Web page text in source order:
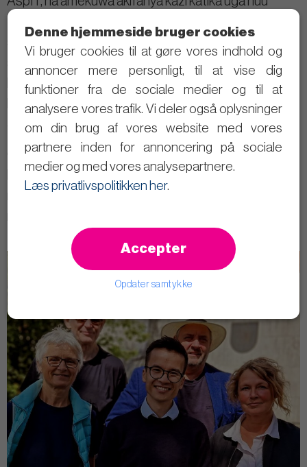
awe mtu imara lakini pia imempa ufahamu na uzoefu
ambao sasa anachangia kama mwanachama wa
Baraza la Jiji, ambapo anajitahidi kuleta tofauti chanya
kwa raia walio hatarini zaidi katika Mamlaka ya
Slagelse.
Christopher amekuwa mshiriki wa Shirika la Msalaba
Mwekundu kwa miaka kadhaa, na kwa hakika ameheri
na misingi ya kibinadamu na maadili ambayo huathiri
Denne hjemmeside bruger cookies
Vi bruger cookies til at gøre vores indhold og
annoncer mere personligt, til at vise dig
funktioner fra de sociale medier og til at
analysere vores trafik. Vi deler også oplysninger
om din brug af vores website med vores
partnere inden for annoncering på sociale
medier og med vores analysepartnere.
Læs privatlivspolitikken her.
Accepter
Opdater samtykke